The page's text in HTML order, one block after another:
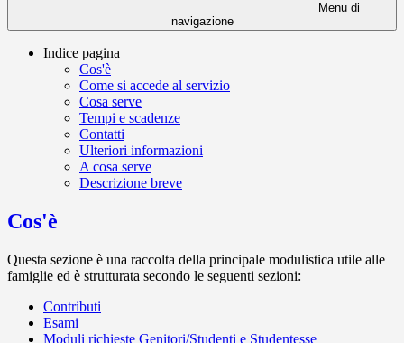
Menu di
navigazione
Indice pagina
Cos'è
Come si accede al servizio
Cosa serve
Tempi e scadenze
Contatti
Ulteriori informazioni
A cosa serve
Descrizione breve
Cos'è
Questa sezione è una raccolta della principale modulistica utile alle
famiglie ed è strutturata secondo le seguenti sezioni:
Contributi
Esami
Moduli richieste Genitori/Studenti e Studentesse